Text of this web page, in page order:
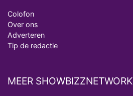
Colofon
Over ons
Adverteren
Tip de redactie
MEER SHOWBIZZNETWORK